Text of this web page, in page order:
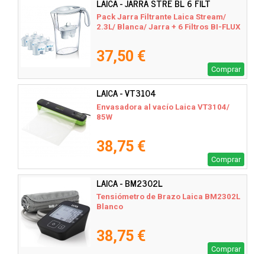
LAICA - JARRA STRE BL 6 FILT
Pack Jarra Filtrante Laica Stream/
2.3L/ Blanca/ Jarra + 6 Filtros BI-FLUX
37,50 €
Comprar
LAICA - VT3104
Envasadora al vacío Laica VT3104/
85W
38,75 €
Comprar
LAICA - BM2302L
Tensiómetro de Brazo Laica BM2302L
Blanco
38,75 €
Comprar